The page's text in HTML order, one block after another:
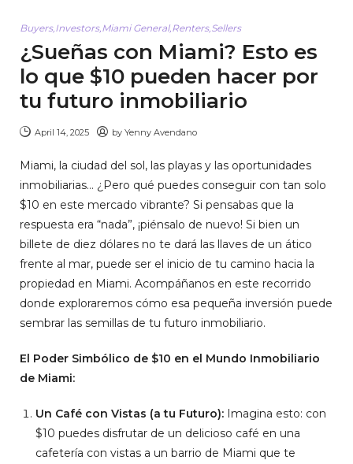
Buyers, Investors, Miami General, Renters, Sellers
¿Sueñas con Miami? Esto es
lo que $10 pueden hacer por
tu futuro inmobiliario
April 14, 2025 by Yenny Avendano
Miami, la ciudad del sol, las playas y las oportunidades
inmobiliarias… ¿Pero qué puedes conseguir con tan solo
$10 en este mercado vibrante? Si pensabas que la
respuesta era “nada”, ¡piénsalo de nuevo! Si bien un
billete de diez dólares no te dará las llaves de un ático
frente al mar, puede ser el inicio de tu camino hacia la
propiedad en Miami. Acompáñanos en este recorrido
donde exploraremos cómo esa pequeña inversión puede
sembrar las semillas de tu futuro inmobiliario.
El Poder Simbólico de $10 en el Mundo Inmobiliario
de Miami:
Un Café con Vistas (a tu Futuro): Imagina esto: con
$10 puedes disfrutar de un delicioso café en una
cafetería con vistas a un barrio de Miami que te